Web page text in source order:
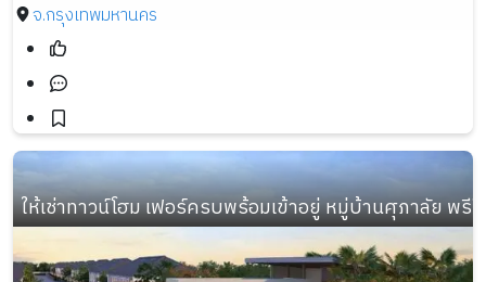
จ.กรุงเทพมหานคร
ให้เช่าทาวน์โฮม เฟอร์ครบพร้อมเข้าอยู่ หมู่บ้านศุภาลัย พรี